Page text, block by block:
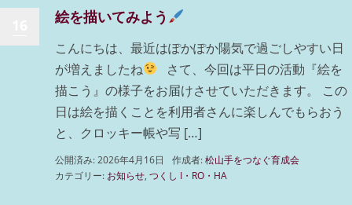
絵を描いてみよう
こんにちは、最近はぽかぽか陽気で過ごしやすい日
が増えましたね
さて、今回は平日の活動『絵を
描こう』の様子をお届けさせていただきます。 この
日は絵を描くことを利用者さんに楽しんでもらおう
と、クロッキー帳や写 […]
公開済み: 2026年4月16日 作成者:松山手をつなぐ育成会
カテゴリー: お知らせ, つくし I・RO・HA